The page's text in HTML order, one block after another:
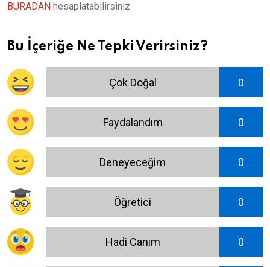
BURADAN hesaplatabilirsiniz
Bu İçeriğe Ne Tepki Verirsiniz?
Çok Doğal 0
Faydalandım 0
Deneyeceğim 0
Öğretici 0
Hadi Canım 0